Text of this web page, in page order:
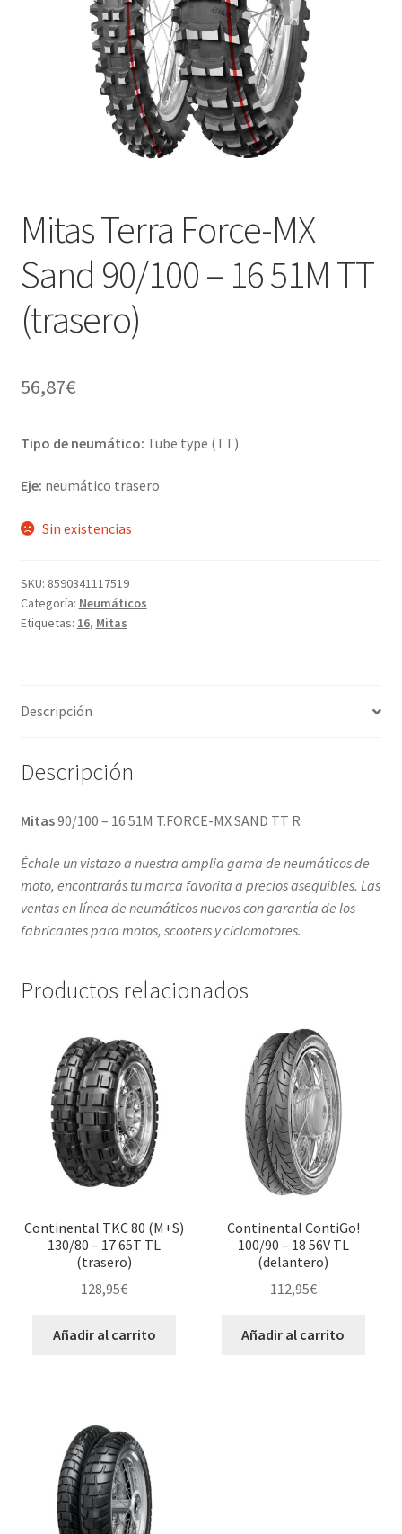
Mitas Terra Force-MX
Sand 90/100 – 16 51M TT
(trasero)
56,87€
Tipo de neumático: Tube type (TT)
Eje: neumático trasero
Sin existencias
SKU: 8590341117519
Categoría: Neumáticos
Etiquetas: 16, Mitas
Descripción
Descripción
Mitas90/100 – 16 51M T.FORCE-MX SAND TT R
Échale un vistazo a nuestra amplia gama de neumáticos de
moto, encontrarás tu marca favorita a precios asequibles. Las
ventas en línea de neumáticos nuevos con garantía de los
fabricantes para motos, scooters y ciclomotores.
Productos relacionados
Continental TKC 80 (M+S)
130/80 – 17 65T TL
(trasero)
128,95€
Añadir al carrito
Continental ContiGo!
100/90 – 18 56V TL
(delantero)
112,95€
Añadir al carrito